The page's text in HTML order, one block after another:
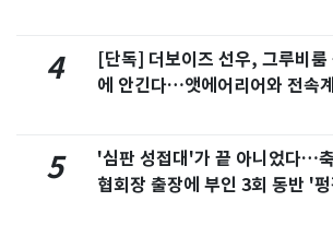
4
[단독] 더보이즈 선우, 그루비룸
에 안긴다…앳에어리어와 전속
5
'심판 성접대'가 끝 아니었다…
협회장 출장에 부인 3회 동반 '